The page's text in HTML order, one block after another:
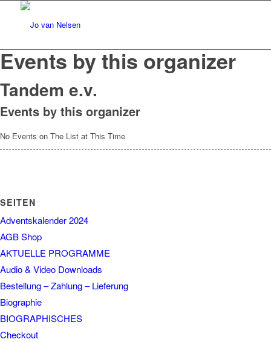
Events by this organizer
Tandem e.v.
Events by this organizer
No Events on The List at This Time
SEITEN
Adventskalender 2024
AGB Shop
AKTUELLE PROGRAMME
Audio & Video Downloads
Bestellung – Zahlung – Lieferung
Biographie
BIOGRAPHISCHES
Checkout